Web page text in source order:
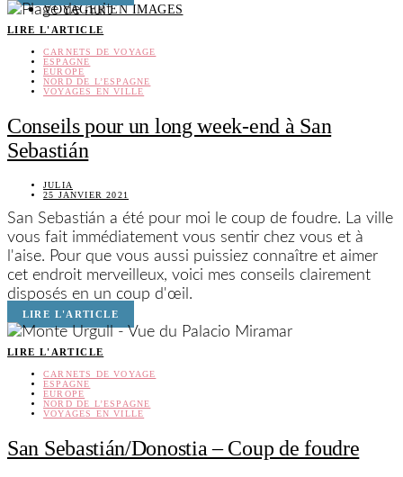
VOYAGER EN IMAGES
LIRE L'ARTICLE
CARNETS DE VOYAGE
ESPAGNE
EUROPE
NORD DE L’ESPAGNE
VOYAGES EN VILLE
Conseils pour un long week-end à San
Sebastián
JULIA
25 JANVIER 2021
San Sebastián a été pour moi le coup de foudre. La ville
vous fait immédiatement vous sentir chez vous et à
l'aise. Pour que vous aussi puissiez connaître et aimer
cet endroit merveilleux, voici mes conseils clairement
disposés en un coup d'œil.
LIRE L'ARTICLE
LIRE L'ARTICLE
CARNETS DE VOYAGE
ESPAGNE
EUROPE
NORD DE L’ESPAGNE
VOYAGES EN VILLE
San Sebastián/Donostia – Coup de foudre